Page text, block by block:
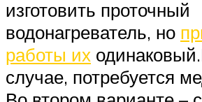
изготовить проточный
водонагреватель, но
работы их
случае, потребуется